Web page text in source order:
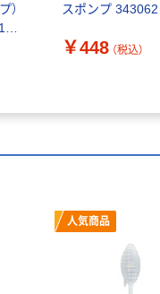
）
本
スポンプ 343062
￥448 （税込）
人気商品